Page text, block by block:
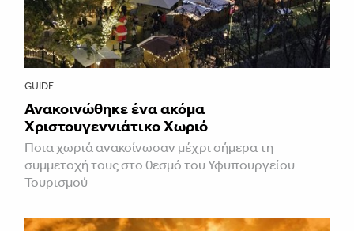
GUIDE
Ανακοινώθηκε ένα ακόμα
Χριστουγεννιάτικο Χωριό
Ποια χωριά ανακοίνωσαν μέχρι σήμερα τη
συμμετοχή τους στο θεσμό του Υφυπουργείου
Τουρισμού